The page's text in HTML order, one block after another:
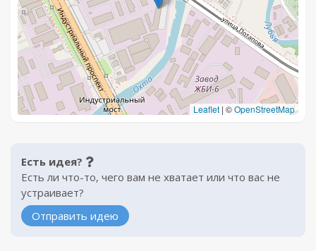
Leaflet | ©OpenStreetMap
Есть идея?
Есть ли что-то, чего вам не хватает или что вас не
устраивает?
Отправить идею